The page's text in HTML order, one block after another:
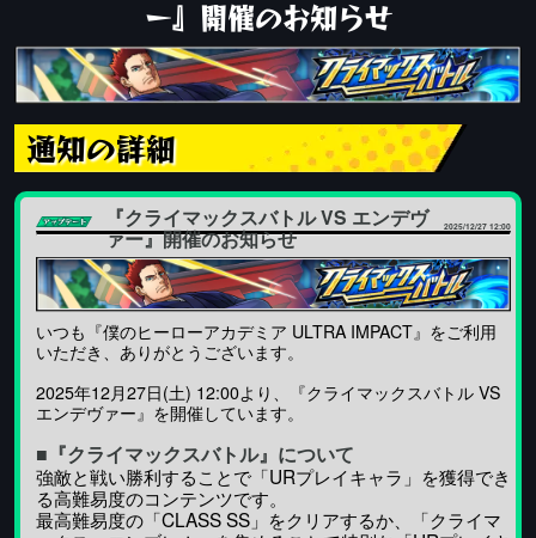
ー』開催のお知らせ
通知の詳細